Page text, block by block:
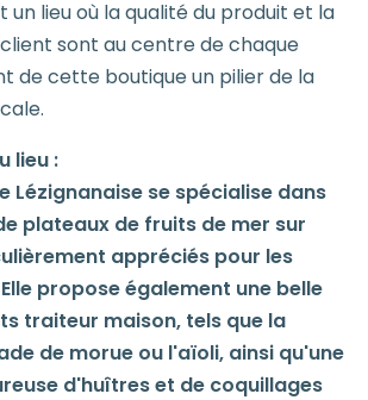
un lieu où la qualité du produit et la
sont au centre de chaque
de cette boutique un pilier de la
lieu :
Lézignanaise se spécialise dans
plateaux de fruits de mer sur
appréciés pour les
propose également une belle
traiteur maison, tels que la
de morue ou l'aïoli, ainsi qu'une
d'huîtres et de coquillages